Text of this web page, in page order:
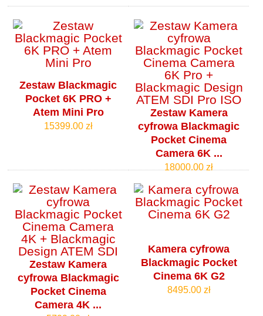
Zestaw Blackmagic
Pocket 6K PRO +
Atem Mini Pro
15399.00 zł
Zestaw Kamera
cyfrowa Blackmagic
Pocket Cinema
Camera 6K ...
18000.00 zł
Zestaw Kamera
cyfrowa Blackmagic
Pocket Cinema
Camera 4K ...
Kamera cyfrowa
Blackmagic Pocket
Cinema 6K G2
8495.00 zł